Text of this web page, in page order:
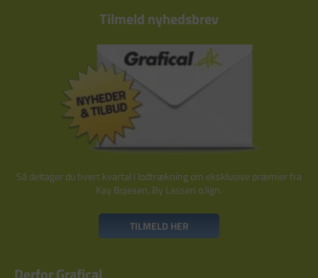
Tilmeld nyhedsbrev
Så deltager du hvert kvartal i lodtrækning om eksklusive præmier fra
Kay Bojesen, By Lassen o.lign.
TILMELD HER